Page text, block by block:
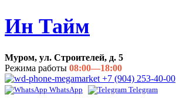
Ин Тайм
Муром, ул. Строителей, д. 5
Режима работы 08:00—18:00
+7 (904) 253-40-00
WhatsApp Telegram